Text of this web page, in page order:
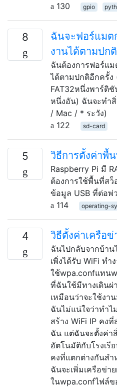
130
gpio
8
ฉันจะฟอร์แมต
งานได้ตามปก
ฉันต้องการฟอร์แ
ได้ตามปกติอีกครั้
FAT32หนึ่งพาร์ติ
หนึ่งอัน) ฉันจะทำสิ่
/ Mac / * ระวัง)
122
sd-card
5 วิธีการตั้งค่าพื้
Raspberry Pi มี
ต้องการใช้พื้นที่สว็
ข้อมูล USB ที่ต่อพ่
114
operating-
4 วิธีตั้งค่าเครือ
ฉันไปกลับจากบ้าน
เพิ่งได้รับ WiFi ท
ใช้wpa.confแทน
ที่ฉันใช้มีทางเดินผ่
เหมือนว่าจะใช้งา
ฉันไม่แน่ใจว่าทำไ
สร้าง WiFi IP คง
ฉัน แต่ฉันจะตั้งค่า
อัตโนมัติกับโรงเรี
คงที่แตกต่างกันสำ
ฉันจะเพิ่มเครือข่า
ในwpa.confไฟล์